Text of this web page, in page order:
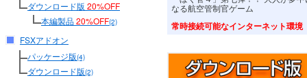
ダウンロード版 20%OFF
本編製品20%OFF(2)
FSXアドオン
パッケージ版(4)
ダウンロード版(2)
なる航空管制官ゲーム
常時接続可能なインターネット環境